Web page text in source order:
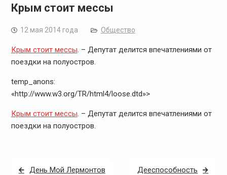
Крым стоит мессы
12 мая 2014 года Общество
Крым стоит мессы. – Депутат делится впечатлениями от
поездки на полуостров.
temp_anons:
«http://www.w3.org/TR/html4/loose.dtd»>
Крым стоит мессы. – Депутат делится впечатлениями от
поездки на полуостров.
Навигация
День Мой Лермонтов Дееспособность